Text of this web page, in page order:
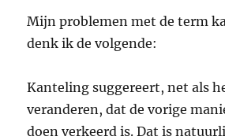
Mijn problemen met de term
denk ik de volgende:
Kanteling suggereert, net als
veranderen, dat de vorige
doen verkeerd is. Dat is